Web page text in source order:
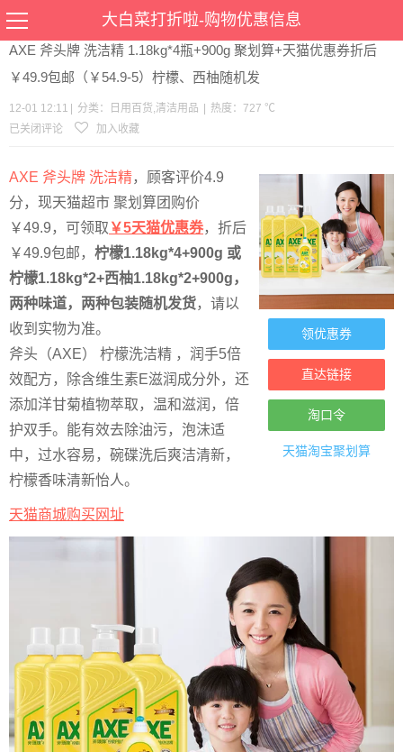
大白菜打折啦-购物优惠信息
当前位置： 优惠>日用百货清洁用品>文章详情
AXE 斧头牌 洗洁精 1.18kg*4瓶+900g 聚划算+天猫优惠券折后
￥49.9包邮（￥54.9-5）柠檬、西柚随机发
12-01 12:11 分类： 日用百货,清洁用品
热度：727 ℃
已关闭评论
加入收藏
领优惠券
直达链接
淘口令
天猫淘宝聚划算
AXE 斧头牌 洗洁精，顾客评价4.9
分，现天猫超市 聚划算团购价
￥49.9，可领取 ￥5天猫优惠券，折后
￥49.9包邮， 柠檬1.18kg*4+900g 或
柠檬1.18kg*2+西柚1.18kg*2+900g，
两种味道，两种包装随机发货，请以
收到实物为准。
斧头（AXE） 柠檬洗洁精 ，润手5倍
效配方，除含维生素E滋润成分外，还
添加洋甘菊植物萃取，温和滋润，倍
护双手。能有效去除油污，泡沫适
中，过水容易，碗碟洗后爽洁清新，
柠檬香味清新怡人。
天猫商城购买网址